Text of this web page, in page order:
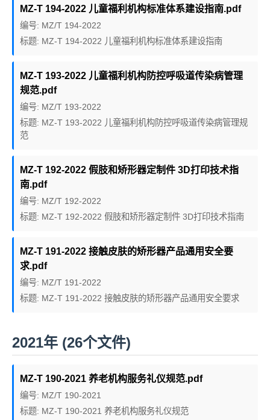
MZ-T 194-2022 儿童福利机构标准体系建设指南.pdf
编号: MZ/T 194-2022
标题: MZ-T 194-2022 儿童福利机构标准体系建设指南
MZ-T 193-2022 儿童福利机构防控呼吸道传染病管理
规范.pdf
编号: MZ/T 193-2022
标题: MZ-T 193-2022 儿童福利机构防控呼吸道传染病管理规
范
MZ-T 192-2022 假肢和矫形器定制件 3D打印技术指
南.pdf
编号: MZ/T 192-2022
标题: MZ-T 192-2022 假肢和矫形器定制件 3D打印技术指南
MZ-T 191-2022 接触皮肤的矫形器产品通用安全要
求.pdf
编号: MZ/T 191-2022
标题: MZ-T 191-2022 接触皮肤的矫形器产品通用安全要求
2021年 (26个文件)
MZ-T 190-2021 养老机构服务礼仪规范.pdf
编号: MZ/T 190-2021
标题: MZ-T 190-2021 养老机构服务礼仪规范